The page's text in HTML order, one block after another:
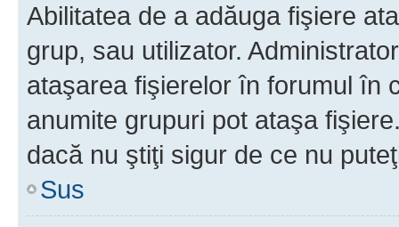
Abilitatea de a adăuga fişiere
grup, sau utilizator.
ataşarea fişierelor în forumul în
anumite grupuri pot ataşa
dacă nu ştiţi sigur de ce nu
Sus